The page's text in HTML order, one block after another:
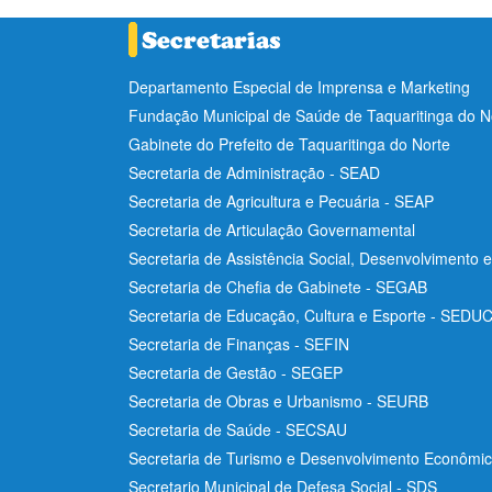
Departamento Especial de Imprensa e Marketing
Fundação Municipal de Saúde de Taquaritinga do
Gabinete do Prefeito de Taquaritinga do Norte
Secretaria de Administração - SEAD
Secretaria de Agricultura e Pecuária - SEAP
Secretaria de Articulação Governamental
Secretaria de Assistência Social, Desenvolvimento
Secretaria de Chefia de Gabinete - SEGAB
Secretaria de Educação, Cultura e Esporte -
Secretaria de Finanças - SEFIN
Secretaria de Gestão - SEGEP
Secretaria de Obras e Urbanismo - SEURB
Secretaria de Saúde - SECSAU
Secretaria de Turismo e Desenvolvimento
Secretario Municipal de Defesa Social - SDS